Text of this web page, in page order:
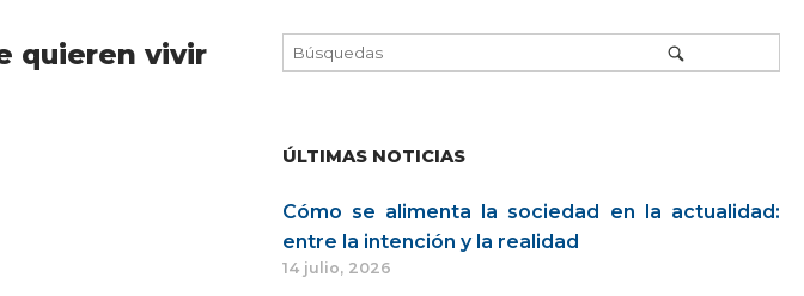
quieren vivir
ÚLTIMAS NOTICIAS
Cómo se alimenta la sociedad en la actualidad:
entre la intención y la realidad
14 julio, 2026